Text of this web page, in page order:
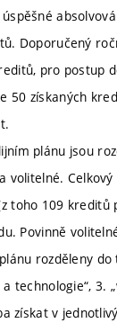
Doporučený
pro postup
50 získaných
plánu jsou
volitelné.
toho 109 kreditů
Povinně
rozděleny
technologie“, 3.
získat v